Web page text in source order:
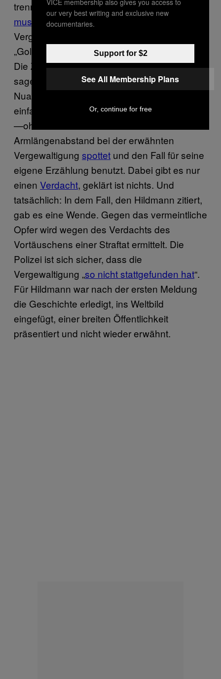
trennen, wie es die Polizeiimmer häufiger
muss
. Der Vegangstaerzählt
Vergewaltigungen durch Täter mit
„Goldketten” und „ausländischem Akzent”.
Die Zahlen des Bundeskriminalamts aber
sagen, dass es nicht mehr Tatengibt. Keine
Nuancen, nicht für Hildmann, alles macht ihn
einfach nur „
sauer“. Er wird zynisch, wenn er
—ohne die Details zu kennen—über
Armlängenabstand bei der erwähnten
Vergewaltigung spottet und den Fall für seine
eigene Erzählung benutzt. Dabei gibt es nur
einen Verdacht, geklärt ist nichts. Und
tatsächlich: In dem Fall, den Hildmann zitiert,
gab es eine Wende. Gegen das vermeintliche
Opfer wird wegen des Verdachts des
Vortäuschens einer Straftat ermittelt. Die
Polizei ist sich sicher, dass die
Vergewaltigung „so nicht stattgefunden hat“.
Für Hildmann war nach der ersten Meldung
die Geschichte erledigt, ins Weltbild
eingefügt, einer breiten Öffentlichkeit
präsentiert und nicht wieder erwähnt.
our very best writing and exclusive new
documentaries.
Support for $2
See All Membership Plans
Or, continue for free